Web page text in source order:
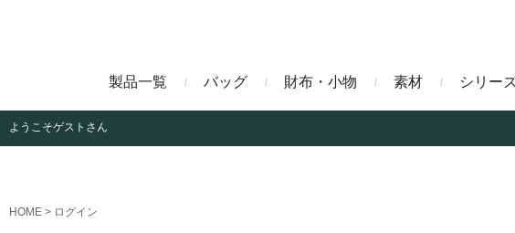
製品一覧 バッグ
ビジネスバッグ トートバッグ
財布・小物
長財布 ミドルウォレッ
素材 シリー
アニリンコードバン エレファント
ようこそゲストさん
HOME ログイン